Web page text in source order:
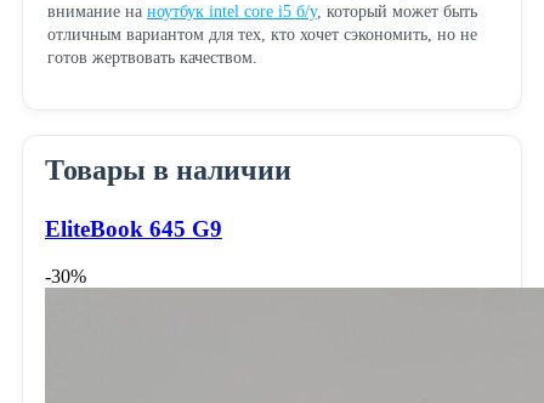
внимание на ноутбук intel core i5 б/у, который может быть
отличным вариантом для тех, кто хочет сэкономить, но не
готов жертвовать качеством.
Товары в наличии
EliteBook 645 G9
-30%